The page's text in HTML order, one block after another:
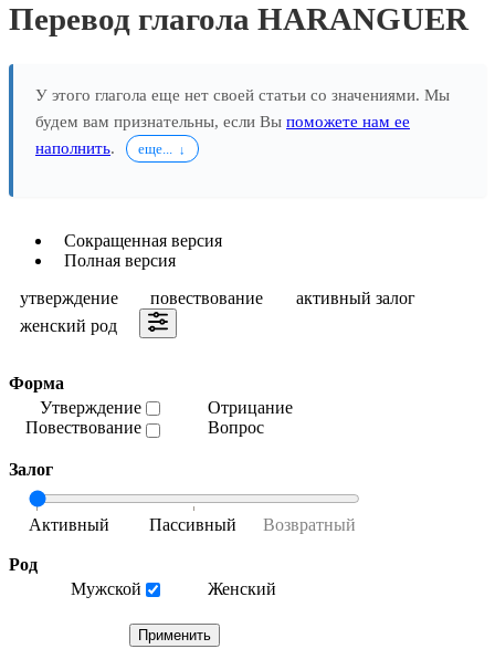
Перевод глагола HARANGUER
У этого глагола еще нет своей статьи со значениями. Мы
будем вам признательны, если Вы поможете нам ее
наполнить. еще...
Сокращенная версия
Полная версия
утверждение
повествование
активный залог
женский род
Форма
Утверждение
Повествование
Отрицание
Вопрос
Залог
Род
Мужской
Женский